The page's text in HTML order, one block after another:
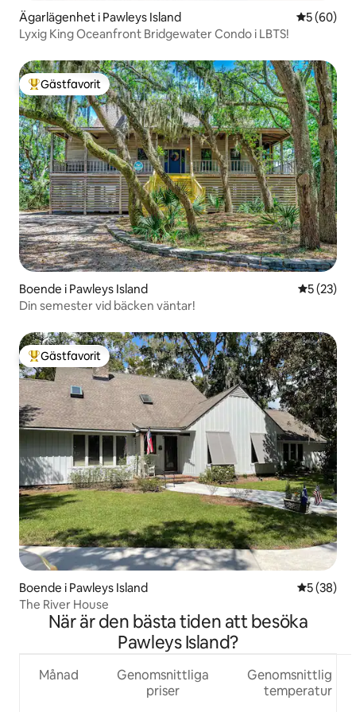
Ägarlägenhet i Pawleys Island 5 av 5 i
5 (60)
Lyxig King Oceanfront Bridgewater Condo i LBTS!
Populär gästfavorit
Gästfavorit
Boende i Pawleys Island 5 av 5 i
5 (23)
Din semester vid bäcken väntar!
Populär gästfavorit
Gästfavorit
Boende i Pawleys Island 5 av 5 i
5 (38)
The River House
När är den bästa tiden att besöka
Pawleys Island?
Månad
Genomsnittliga
priser
Genomsnittlig
temperatur